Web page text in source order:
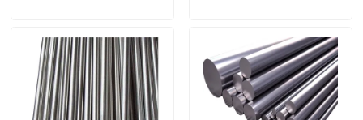
Vraag een offerte
De Bladen van de roestvrij staalplaat